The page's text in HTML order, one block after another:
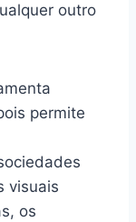
outro
permite
visuais
os